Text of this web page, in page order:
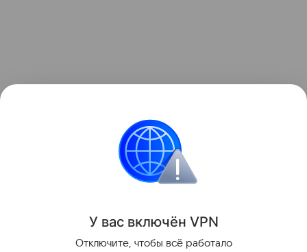
У вас включён VPN
Отключите, чтобы всё работало